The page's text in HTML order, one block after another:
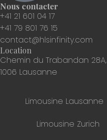
Nous contacter
+41 21 601 04 17
+41 79 801 76 15
contact@hlsinfinity.com
Location
Chemin du Trabandan 28A,
1006 Lausanne
Limousine Lausanne
Limousine Zurich